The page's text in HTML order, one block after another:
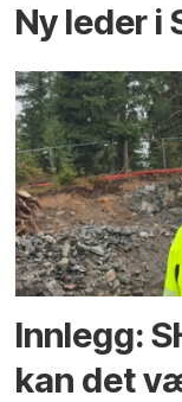
Ny leder i
Innlegg:
kan det